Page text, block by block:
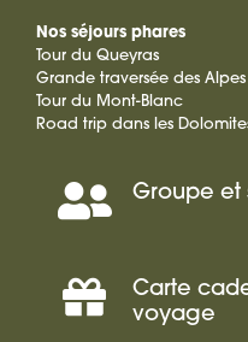
Nos séjours phares
Tour du Queyras
Grande traversée des Alpes
Tour du Mont-Blanc
Road trip dans les
Groupe et
Carte
voyage
Offrir